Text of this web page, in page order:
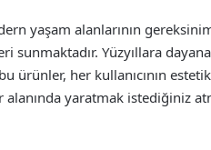
yaşam alanlarının
sunmaktadır. Yüzyıllara
ürünler, her kullanıcının
alanında yaratmak istediğiniz